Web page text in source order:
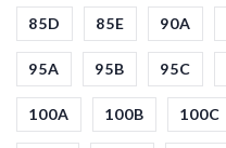
85D 85E 90A
95A 95B 95C
100A 100B 100C